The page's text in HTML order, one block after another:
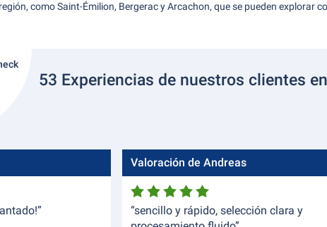
región, como Saint-Émilion, Bergerac y Arcachon, que se pueden explorar
53 Experiencias de nuestros clientes
Valoración de Andreas
“sencillo y rápido, selección clara y